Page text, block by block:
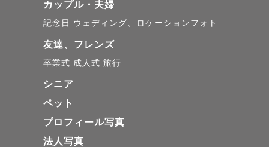
カップル・夫婦
記念日 ウェディング、ロケーションフォト
友達、フレンズ
卒業式 成人式 旅行
シニア
ペット
プロフィール写真
法人写真